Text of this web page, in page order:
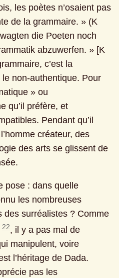
les poètes n’osaient pas
de la grammaire. » (K
die Poeten noch
abzuwerfen. » [K
c’est la
non-authentique. Pour
» ou
qu’il préfère, et
Pendant qu’il
créateur, des
des arts se glissent de
pose : dans quelle
les nombreuses
des surréalistes ? Comme
22, il y a pas mal de
manipulent, voire
l’héritage de Dada.
pas les